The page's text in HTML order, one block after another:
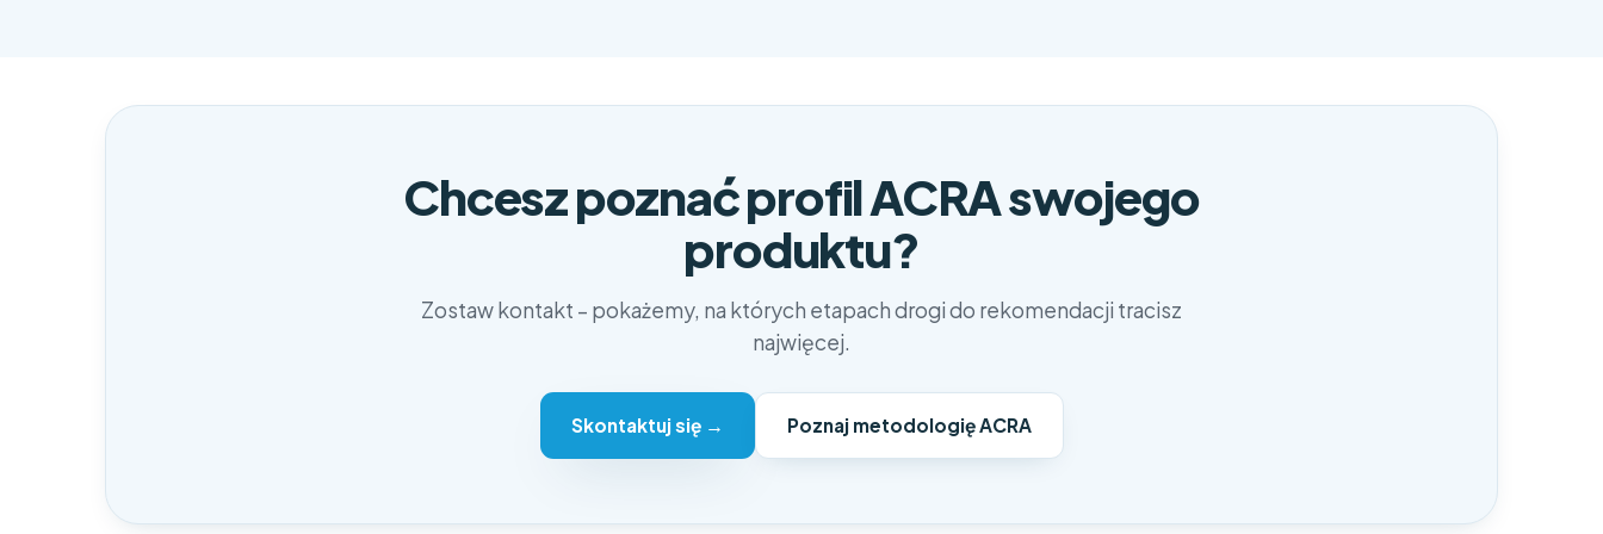
Chcesz poznać profil ACRA swojego
produktu?
Zostaw kontakt – pokażemy, na których etapach drogi do rekomendacji tracisz
najwięcej.
Skontaktuj się → Poznaj metodologię ACRA